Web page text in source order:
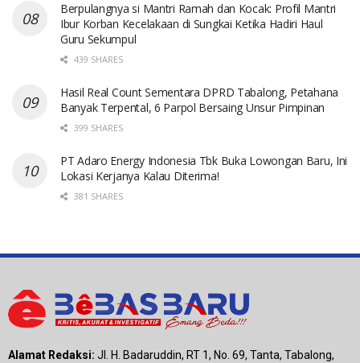
Berpulangnya si Mantri Ramah dan Kocak: Profil Mantri
Ibur Korban Kecelakaan di Sungkai Ketika Hadiri Haul
Guru Sekumpul
439 SHARES
Hasil Real Count Sementara DPRD Tabalong, Petahana
Banyak Terpental, 6 Parpol Bersaing Unsur Pimpinan
399 SHARES
PT Adaro Energy Indonesia Tbk Buka Lowongan Baru, Ini
Lokasi Kerjanya Kalau Diterima!
381 SHARES
Alamat Redaksi: Jl. H. Badaruddin, RT 1, No. 69, Tanta, Tabalong,